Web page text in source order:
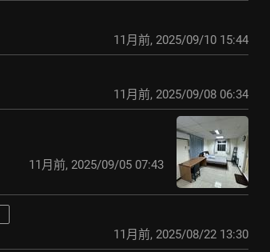
11月前, 2025/09/10 15:44
11月前, 2025/09/08 06:34
11月前, 2025/09/05 07:43
11月前, 2025/08/22 13:30